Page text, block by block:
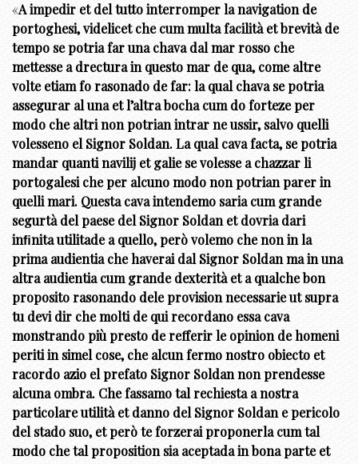
«A impedir et del tutto interromper la navigation de
portoghesi, videlicet che cum multa facilità et brevità de
tempo se potria far una chava dal mar rosso che
mettesse a drectura in questo mar de qua, come altre
volte etiam fo rasonado de far: la qual chava se potria
assegurar al una et l’altra bocha cum do forteze per
modo che altri non potrian intrar ne ussir, salvo quelli
volesseno el Signor Soldan. La qual cava facta, se potria
mandar quanti navilij et galie se volesse a chazzar li
portogalesi che per alcuno modo non potrian parer in
quelli mari. Questa cava intendemo saria cum grande
segurtà del paese del Signor Soldan et dovria dari
inﬁnita utilitade a quello, però volemo che non in la
prima audientia che haverai dal Signor Soldan ma in una
altra audientia cum grande dexterità et a qualche bon
proposito rasonando dele provision necessarie ut supra
tu devi dir che molti de qui recordano essa cava
monstrando più presto de refferir le opinion de homeni
periti in simel cose, che alcun fermo nostro obiecto et
racordo azio el prefato Signor Soldan non prendesse
alcuna ombra. Che fassamo tal rechiesta a nostra
particolare utilità et danno del Signor Soldan e pericolo
del stado suo, et però te forzerai proponerla cum tal
modo che tal proposition sia aceptada in bona parte et